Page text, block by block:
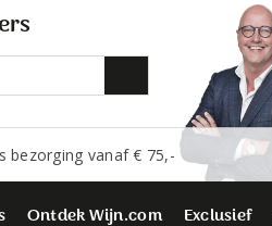
bezorging vanaf € 75,-
Ontdek Wijn.com Exclusief